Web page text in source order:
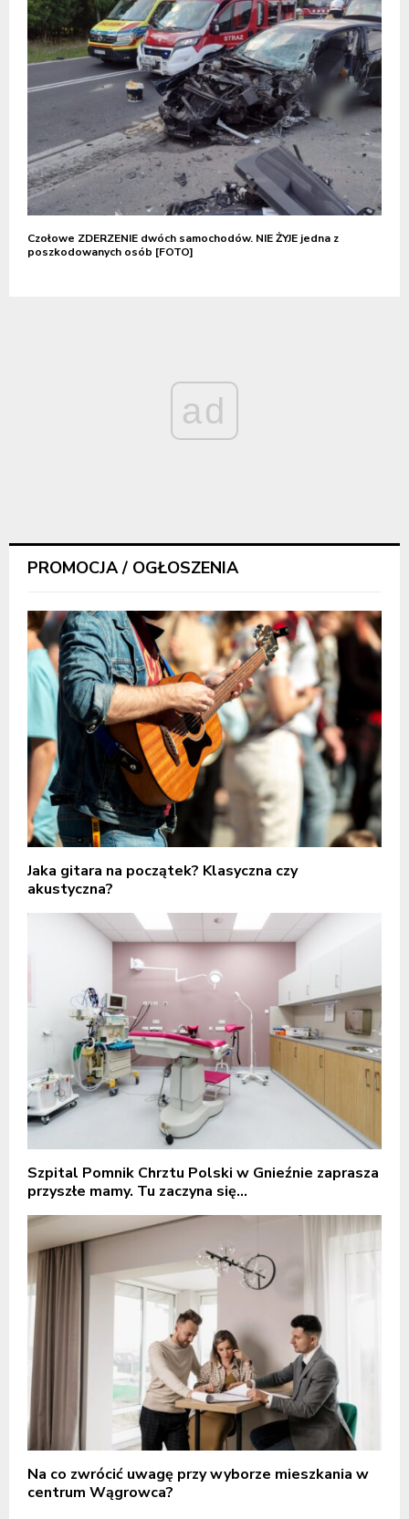
Czołowe ZDERZENIE dwóch samochodów. NIE ŻYJE jedna z
poszkodowanych osób [FOTO]
ad
PROMOCJA / OGŁOSZENIA
Jaka gitara na początek? Klasyczna czy
akustyczna?
Szpital Pomnik Chrztu Polski w Gnieźnie zaprasza
przyszłe mamy. Tu zaczyna się...
Na co zwrócić uwagę przy wyborze mieszkania w
centrum Wągrowca?